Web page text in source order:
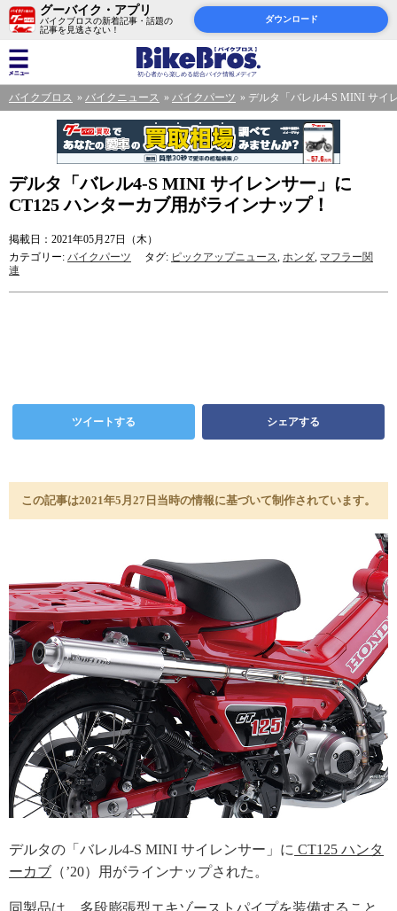
グーバイク・アプリ
バイクブロスの新着記事・話題の
記事を見逃さない！
ダウンロード
バイクブロス バイクニュース バイクパーツ デルタ「バレル4-S MINI サイ
デルタ「バレル4-S MINI サイレンサー」に
CT125 ハンターカブ用がラインナップ！
掲載日：2021年05月27日（木）
カテゴリー: バイクパーツ タグ: ピックアップニュース, ホンダ, マフラー関
連
ツイートする シェアする
この記事は2021年5月27日当時の情報に基づいて制作されています。
デルタの「バレル4-S MINI サイレンサー」に CT125 ハンタ
ーカブ （’20）用がラインナップされた。
同製品は、多段膨張型エキゾーストパイプを装備すること